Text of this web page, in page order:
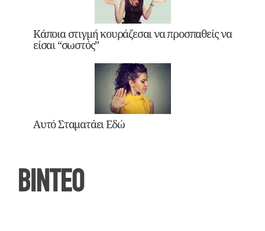
Κάποια στιγμή κουράζεσαι να προσπαθείς να
είσαι “σωστός”
Αυτό Σταματάει Εδώ
ΒΙΝΤΕΟ